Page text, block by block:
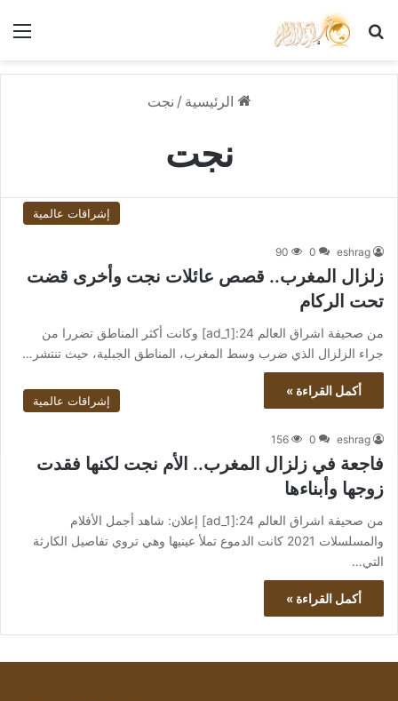
بحث عن
الرئيسية / نجت
نجت
إشراقات عالمية
eshrag
0
90
زلزال المغرب.. قصص عائلات نجت وأخرى قضت
تحت الركام
من صحيفة اشراق العالم 24:[ad_1] وكانت أكثر المناطق تضررا من
جراء الزلزال الذي ضرب وسط المغرب، المناطق الجبلية، حيث تنتشر…
أكمل القراءة »
إشراقات عالمية
eshrag
0
156
فاجعة في زلزال المغرب.. الأم نجت لكنها فقدت
زوجها وأبناءها
من صحيفة اشراق العالم 24:[ad_1] إعلان: شاهد أجمل الأفلام
والمسلسلات 2021 كانت الدموع تملأ عينيها وهي تروي تفاصيل الكارثة
التي…
أكمل القراءة »